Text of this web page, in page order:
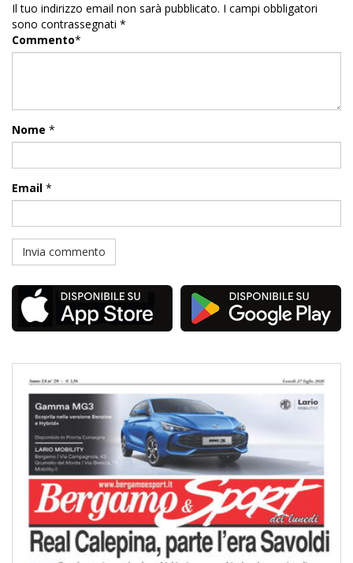
Il tuo indirizzo email non sarà pubblicato. I campi obbligatori
sono contrassegnati *
Commento*
Nome *
Email *